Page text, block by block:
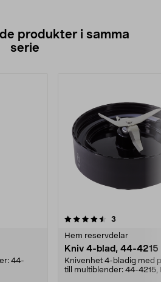
produkter i samma
serie
44-
3
Hem reservdelar
Kniv 4-blad, 44-4215
Knivenhet 4-bladig med
till multiblender: 44-4215,
0.0 av 5 stjärnor